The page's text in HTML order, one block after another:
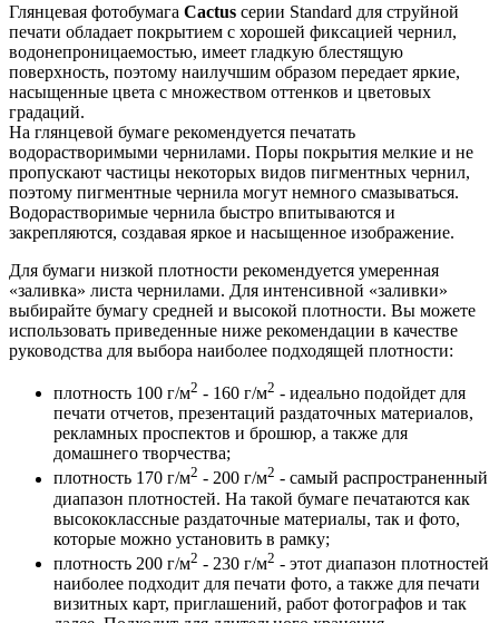
Глянцевая фотобумага Cactus серии Standard для струйной
печати обладает покрытием с хорошей фиксацией чернил,
водонепроницаемостью, имеет гладкую блестящую
поверхность, поэтому наилучшим образом передает яркие,
насыщенные цвета с множеством оттенков и цветовых
градаций.
На глянцевой бумаге рекомендуется печатать
водорастворимыми чернилами. Поры покрытия мелкие и не
пропускают частицы некоторых видов пигментных чернил,
поэтому пигментные чернила могут немного смазываться.
Водорастворимые чернила быстро впитываются и
закрепляются, создавая яркое и насыщенное изображение.
Для бумаги низкой плотности рекомендуется умеренная
«заливка» листа чернилами. Для интенсивной «заливки»
выбирайте бумагу средней и высокой плотности. Вы можете
использовать приведенные ниже рекомендации в качестве
руководства для выбора наиболее подходящей плотности:
плотность 100 г/м2 - 160 г/м2 - идеально подойдет для
печати отчетов, презентаций раздаточных материалов,
рекламных проспектов и брошюр, а также для
домашнего творчества;
плотность 170 г/м2 - 200 г/м2 - самый распространенный
диапазон плотностей. На такой бумаге печатаются как
высококлассные раздаточные материалы, так и фото,
которые можно установить в рамку;
плотность 200 г/м2 - 230 г/м2 - этот диапазон плотностей
наиболее подходит для печати фото, а также для печати
визитных карт, приглашений, работ фотографов и так